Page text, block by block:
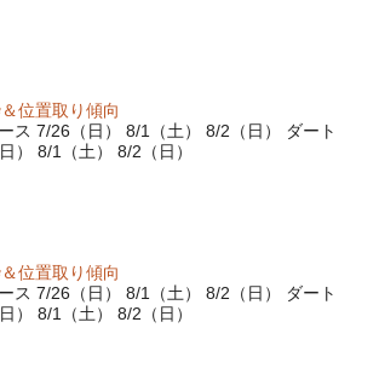
位置取り傾向
ス 7/26（日） 8/1（土） 8/2（日） ダート
） 8/1（土） 8/2（日）
位置取り傾向
ス 7/26（日） 8/1（土） 8/2（日） ダート
） 8/1（土） 8/2（日）